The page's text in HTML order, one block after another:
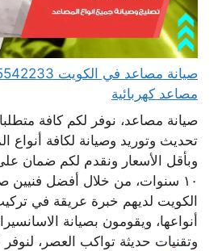
مصاعد كهربائية
صيانة مصاعد، نوفر لكم كافة
تحديث وتوريد وصيانة لكافة أنواع
وبأقل الأسعار ونقدم لكم ضمان
١٠ سنوات، من خلال أفضل فنيين
الكويت لديهم خبرة عريقة في
أنواعها، ويقومون بصيانة
وتقنيات حديثة تواكب العصر،